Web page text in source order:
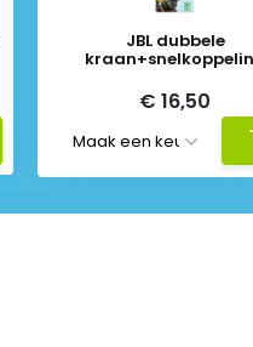
JBL dubbele
€ 16,50